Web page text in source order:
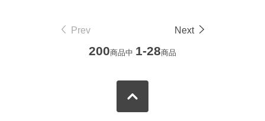
Prev Next
200商品中 1-28商品